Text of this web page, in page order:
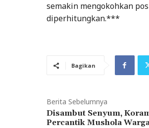
semakin mengokohkan
diperhitungkan.***
Bagikan
Berita Sebelumnya
Disambut Senyum,
Percantik Mushola